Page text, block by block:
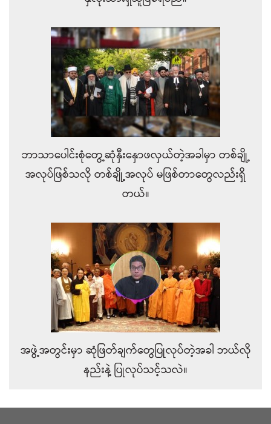
ဘာသာပေါင်းစုံတွေ့ဆုံနှီးနှောဖလှယ်တဲ့အခါမှာ တစ်ချို့
အလုပ်ဖြစ်သလို တစ်ချို့အလုပ် မဖြစ်တာတွေလည်းရှိ
တယ်။
အဖွဲ့အတွင်းမှာ ဆုံဖြတ်ချက်တွေပြုလုပ်တဲ့အခါ ဘယ်လို
နည်းနဲ့ ပြုလုပ်သင့်သလဲ။